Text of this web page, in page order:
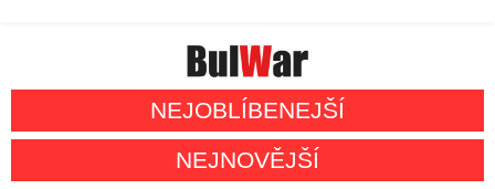
NEJOBLÍBENEJŠÍ
NEJNOVĚJŠÍ